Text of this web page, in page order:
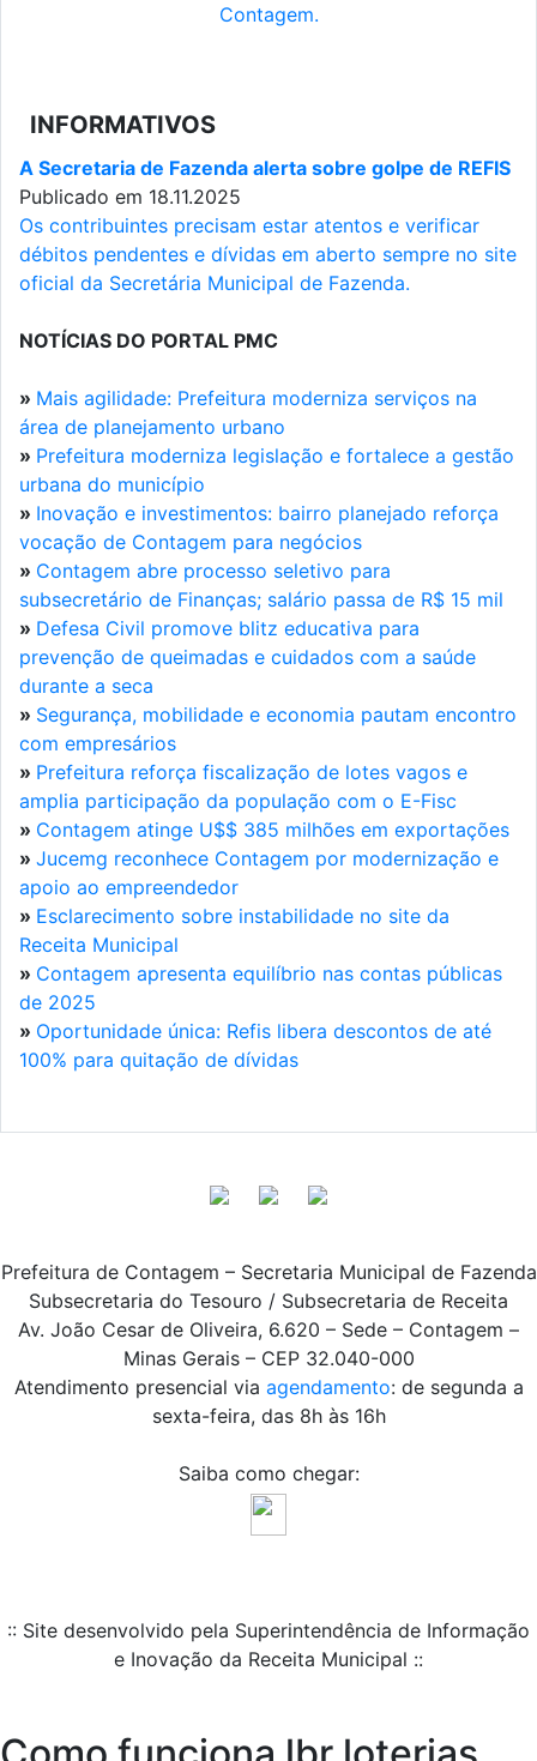
Contagem.
INFORMATIVOS
A Secretaria de Fazenda alerta sobre golpe de REFIS
Publicado em 18.11.2025
Os contribuintes precisam estar atentos e verificar
débitos pendentes e dívidas em aberto sempre no site
oficial da Secretária Municipal de Fazenda.
NOTÍCIAS DO PORTAL PMC
» Mais agilidade: Prefeitura moderniza serviços na
área de planejamento urbano
» Prefeitura moderniza legislação e fortalece a gestão
urbana do município
» Inovação e investimentos: bairro planejado reforça
vocação de Contagem para negócios
» Contagem abre processo seletivo para
subsecretário de Finanças; salário passa de R$ 15 mil
» Defesa Civil promove blitz educativa para
prevenção de queimadas e cuidados com a saúde
durante a seca
» Segurança, mobilidade e economia pautam encontro
com empresários
» Prefeitura reforça fiscalização de lotes vagos e
amplia participação da população com o E-Fisc
» Contagem atinge U$$ 385 milhões em exportações
» Jucemg reconhece Contagem por modernização e
apoio ao empreendedor
» Esclarecimento sobre instabilidade no site da
Receita Municipal
» Contagem apresenta equilíbrio nas contas públicas
de 2025
» Oportunidade única: Refis libera descontos de até
100% para quitação de dívidas
Prefeitura de Contagem – Secretaria Municipal de Fazenda
Subsecretaria do Tesouro / Subsecretaria de Receita
Av. João Cesar de Oliveira, 6.620 – Sede – Contagem –
Minas Gerais – CEP 32.040-000
Atendimento presencial via agendamento: de segunda a
sexta-feira, das 8h às 16h
Saiba como chegar:
:: Site desenvolvido pela Superintendência de Informação
e Inovação da Receita Municipal ::